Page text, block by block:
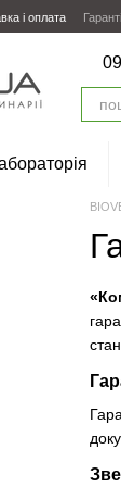
і оплата